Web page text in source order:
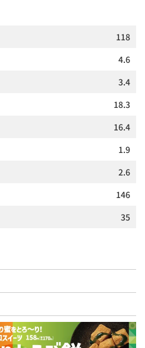
118
4.6
3.4
18.3
16.4
1.9
2.6
146
35